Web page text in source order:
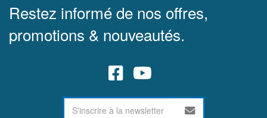
Restez informé de nos offres,
promotions & nouveautés.